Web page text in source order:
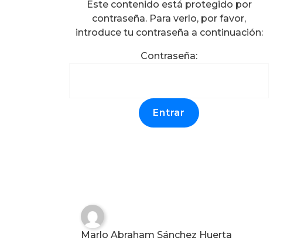
Este contenido está protegido por
contraseña. Para verlo, por favor,
introduce tu contraseña a continuación:
Contraseña:
Protegido: LUBTRAC
Marlo Abraham Sánchez Huerta